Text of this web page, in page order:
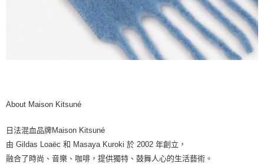
About Maison Kitsuné
日法混血品牌Maison Kitsuné
由 Gildas Loaëc 和 Masaya Kuroki 於 2002 年創立，
融合了時尚、音樂、咖啡，提供獨特、鼓舞人心的生活藝術。